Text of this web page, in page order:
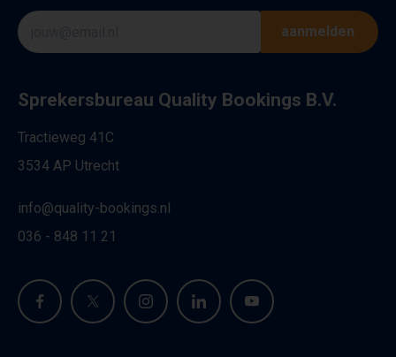
aanmelden
Sprekersbureau Quality Bookings B.V.
Tractieweg 41C
3534 AP Utrecht
info@quality-bookings.nl
036 - 848 11 21